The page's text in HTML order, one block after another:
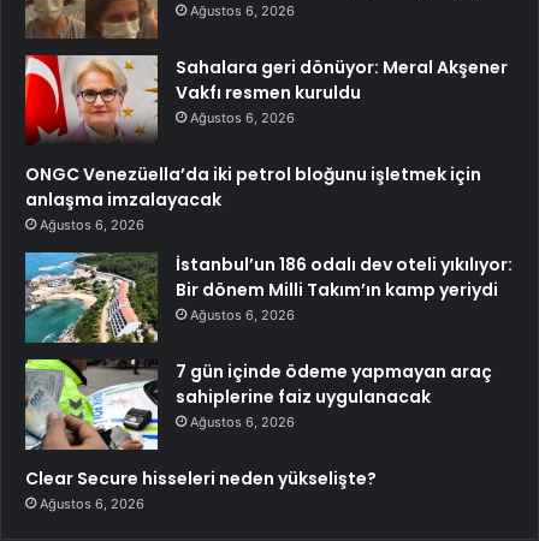
Ağustos 6, 2026
Sahalara geri dönüyor: Meral Akşener
Vakfı resmen kuruldu
Ağustos 6, 2026
ONGC Venezüella’da iki petrol bloğunu işletmek için
anlaşma imzalayacak
Ağustos 6, 2026
İstanbul’un 186 odalı dev oteli yıkılıyor:
Bir dönem Milli Takım’ın kamp yeriydi
Ağustos 6, 2026
7 gün içinde ödeme yapmayan araç
sahiplerine faiz uygulanacak
Ağustos 6, 2026
Clear Secure hisseleri neden yükselişte?
Ağustos 6, 2026